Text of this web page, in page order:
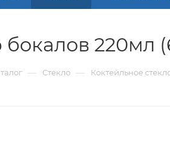
220мл
— Стекло — Коктейльное